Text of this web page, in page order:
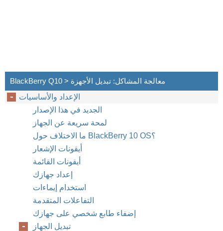
BlackBerry Q10 > معالجة المشاكل: تبديل الأجهزة
الإعداد والأساسيات
الجديد في هذا الإصدار
لمحة سريعة عن الجهاز
ما الاختلاف حول BlackBerry 10 OS؟
أيقونات الإشعار
أيقونات القائمة
إعداد جهازك
استخدام إيماءات
التفاعلات المتقدمة
إضفاء طابع شخصي على جهازك
تبديل الجهاز